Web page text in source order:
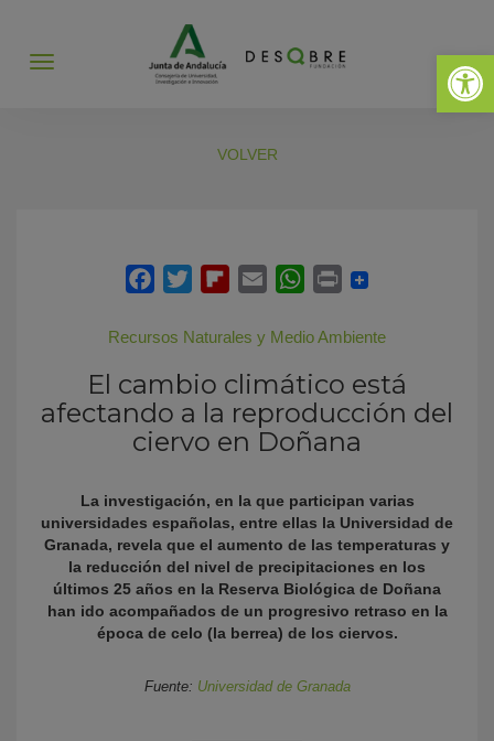
Abrir
Abrir
VOLVER
Recursos Naturales y Medio Ambiente
El cambio climático está
afectando a la reproducción del
ciervo en Doñana
La investigación, en la que participan varias
universidades españolas, entre ellas la Universidad de
Granada, revela que el aumento de las temperaturas y
la reducción del nivel de precipitaciones en los
últimos 25 años en la Reserva Biológica de Doñana
han ido acompañados de un progresivo retraso en la
época de celo (la berrea) de los ciervos.
Fuente: Universidad de Granada